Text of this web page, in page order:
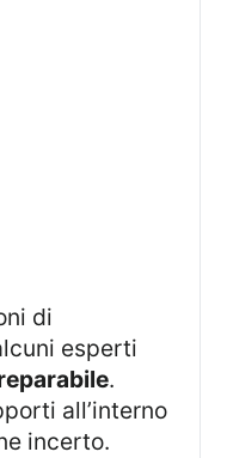
esperti
.
all’interno
incerto.